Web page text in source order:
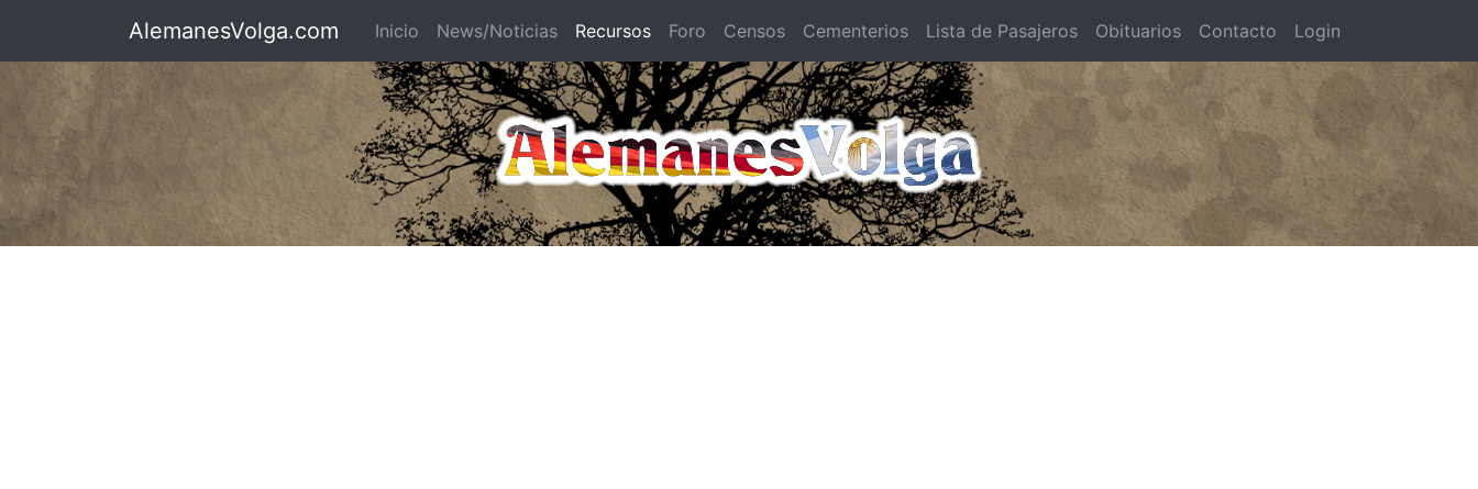
AlemanesVolga.com Inicio News/Noticias Recursos Foro Censos Cementerios Lista de Pasajeros Obituarios Contacto Login